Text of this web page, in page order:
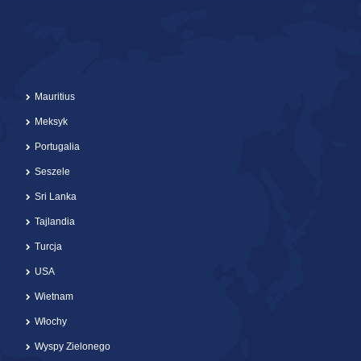
Mauritius
Meksyk
Portugalia
Seszele
Sri Lanka
Tajlandia
Turcja
USA
Wietnam
Włochy
Wyspy Zielonego